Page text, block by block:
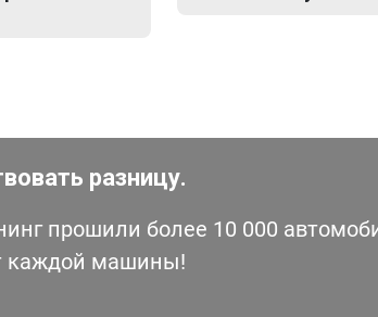
разницу.
прошили более 10 000
каждой машины!